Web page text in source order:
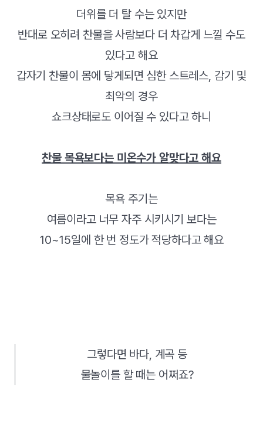
더위를 더 탈 수는 있지만
반대로 오히려 찬물을 사람보다 더 차갑게 느낄 수도
있다고 해요
갑자기 찬물이 몸에 닿게되면 심한 스트레스, 감기 및
최악의 경우
쇼크상태로도 이어질 수 있다고 하니
찬물 목욕보다는 미온수가 알맞다고 해요
목욕 주기는
여름이라고 너무 자주 시키시기 보다는
10~15일에 한 번 정도가 적당하다고 해요
그렇다면 바다, 계곡 등
물놀이를 할 때는 어쩌죠?